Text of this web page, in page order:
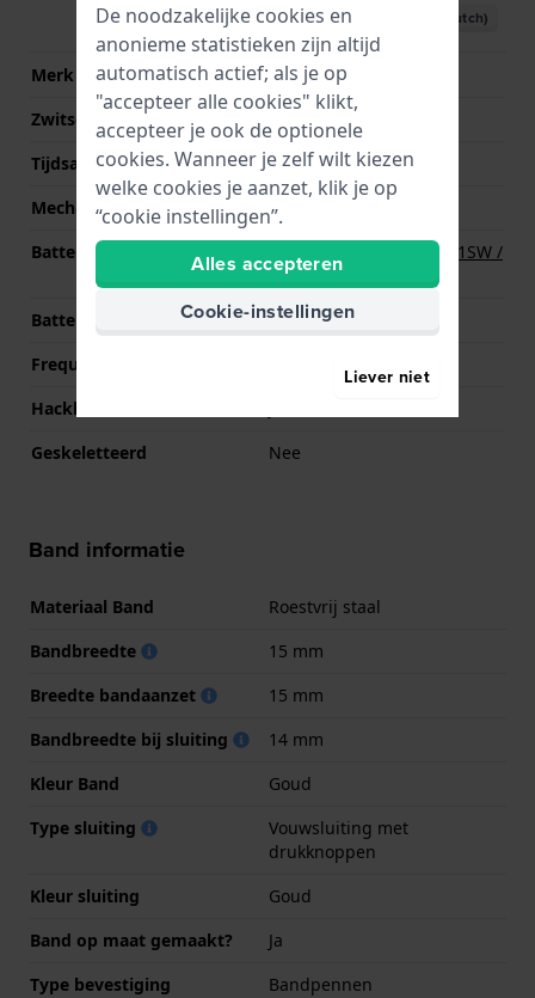
Download handleiding (Dutch)
Merk uurwerk
Seiko
Zwitsers uurwerk
Tijdsaanduiding
Analoog
Mechanisme
Quartz
Batterij
Renata R379 379 / SR521SW /
SG0 Batterij
Batterijduur
36 Months Maanden
Frequentie
Hackbaar
Geskeletteerd
Nee
Band informatie
Materiaal Band
Roestvrij staal
Bandbreedte
15 mm
Breedte bandaanzet
15 mm
Bandbreedte bij sluiting
14 mm
Kleur Band
Goud
Type sluiting
Vouwsluiting met
drukknoppen
Kleur sluiting
Goud
Band op maat gemaakt?
Ja
Type bevestiging
Bandpennen
De noodzakelijke cookies en
anonieme statistieken zijn altijd
automatisch actief; als je op
"accepteer alle cookies" klikt,
accepteer je ook de optionele
cookies. Wanneer je zelf wilt kiezen
welke cookies je aanzet, klik je op
“cookie instellingen”.
Alles accepteren
Cookie-instellingen
Liever niet